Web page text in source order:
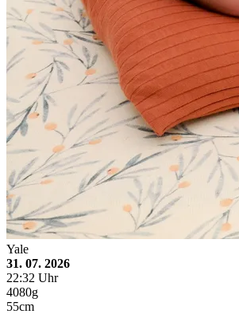
Yale
31. 07. 2026
22:32 Uhr
4080g
55cm